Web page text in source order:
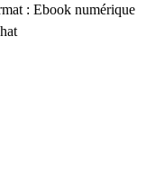
: Ebook numérique